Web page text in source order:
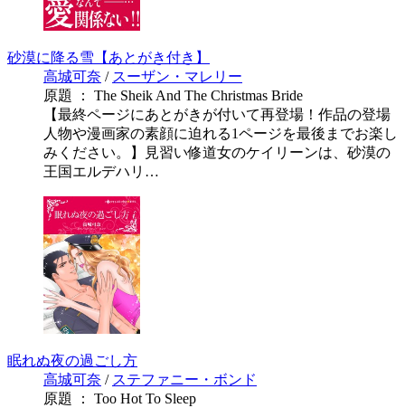
砂漠に降る雪【あとがき付き】
高城可奈 / スーザン・マレリー
原題 ： The Sheik And The Christmas Bride
【最終ページにあとがきが付いて再登場！作品の登場
人物や漫画家の素顔に迫れる1ページを最後までお楽し
みください。】見習い修道女のケイリーンは、砂漠の
王国エルデハリ…
眠れぬ夜の過ごし方
高城可奈 / ステファニー・ボンド
原題 ： Too Hot To Sleep